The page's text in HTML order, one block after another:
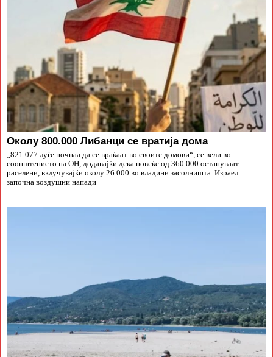
Околу 800.000 Либанци се вратија дома
„821.077 луѓе почнаа да се враќаат во своите домови“, се вели во
соопштението на ОН, додавајќи дека повеќе од 360.000 остануваат
раселени, вклучувајќи околу 26.000 во владини засолништа. Израел
започна воздушни напади